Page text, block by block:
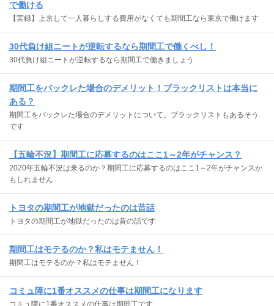
で働ける
【実録】上京して一人暮らしする費用がなくても期間工なら東京で働けます
30代負け組ニートが逆転するなら期間工で働くべし！
30代負け組ニートが逆転するなら期間工で働きましょう
期間工をバックレた場合のデメリット！ブラックリストは本当に
ある？
期間工をバックレた場合のデメリットについて。ブラックリストもあるそう
です
【五輪不況】期間工に応募するのはここ1～2年がチャンス？
2020年五輪不況は来るのか？期間工に応募するのはここ1～2年がチャンスか
もしれません
トヨタの期間工が地獄だったのは昔話
トヨタの期間工が地獄だったのは昔の話です
期間工はモテるのか？私はモテません！
期間工はモテるのか？私はモテません！
コミュ障に1番オススメの仕事は期間工になります